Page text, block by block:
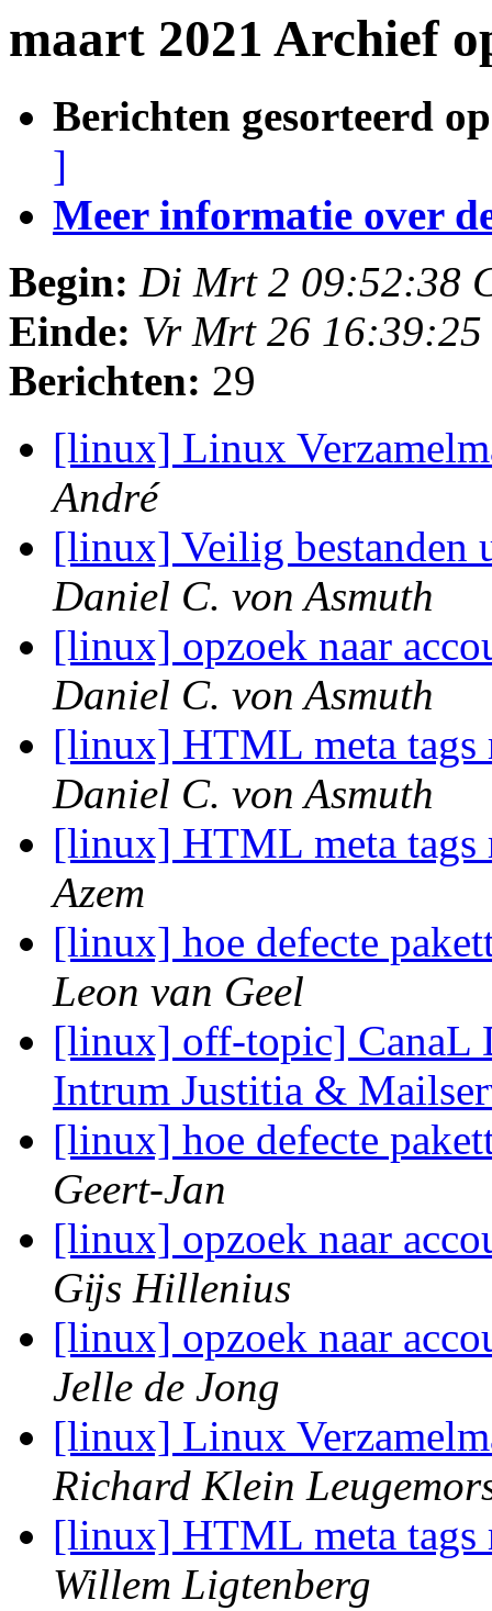
maart 2021 Archief
Berichten gesorteerd
]
Meer informatie over
Begin: Di Mrt 2 09:52:38
Einde: Vr Mrt 26 16:39:25
Berichten: 29
[linux] Linux
André
[linux] Veilig bestanden
Daniel C. von Asmuth
[linux] opzoek naar
Daniel C. von Asmuth
[linux] HTML meta
Daniel C. von Asmuth
[linux] HTML meta
Azem
[linux] hoe defecte
Leon van Geel
[linux] off-topic] CanaL
Intrum Justitia &
[linux] hoe defecte
Geert-Jan
[linux] opzoek naar
Gĳs Hillenius
[linux] opzoek naar
Jelle de Jong
[linux] Linux
Richard Klein
[linux] HTML meta
Willem Ligtenberg